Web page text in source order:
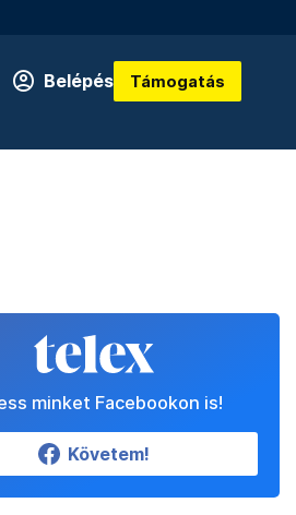
Belépés Támogatás
minket Facebookon is!
Követem!